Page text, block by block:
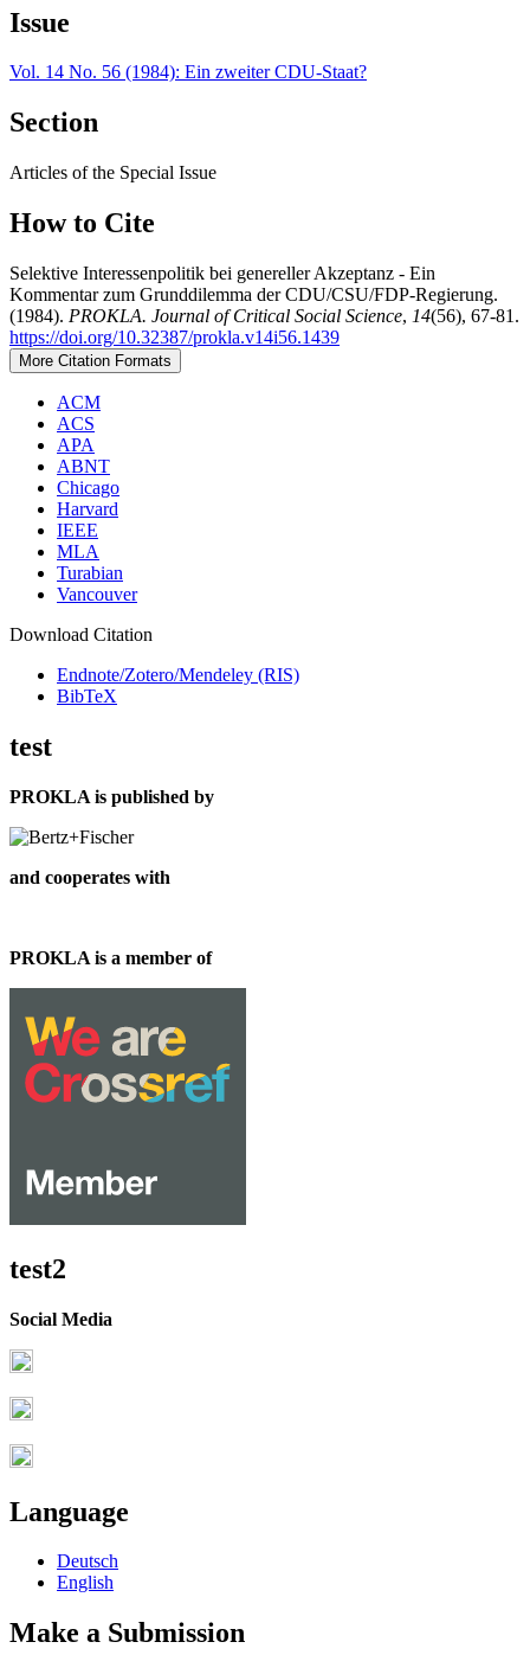
Issue
Vol. 14 No. 56 (1984): Ein zweiter CDU-Staat?
Section
Articles of the Special Issue
How to Cite
Selektive Interessenpolitik bei genereller Akzeptanz - Ein
Kommentar zum Grunddilemma der CDU/CSU/FDP-Regierung.
(1984). PROKLA. Journal of Critical Social Science, 14(56), 67-81.
https://doi.org/10.32387/prokla.v14i56.1439
More Citation Formats
ACM
ACS
APA
ABNT
Chicago
Harvard
IEEE
MLA
Turabian
Vancouver
Download Citation
Endnote/Zotero/Mendeley (RIS)
BibTeX
test
PROKLA is published by
and cooperates with
PROKLA is a member of
test2
Social Media
Language
Deutsch
English
Make a Submission